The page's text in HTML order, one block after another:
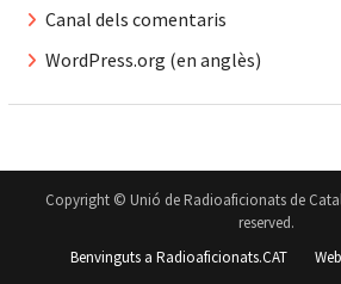
Canal dels comentaris
WordPress.org (en anglès)
Copyright © Unió de Radioaficionats de
reserved.
Benvinguts a Radioaficionats.CAT